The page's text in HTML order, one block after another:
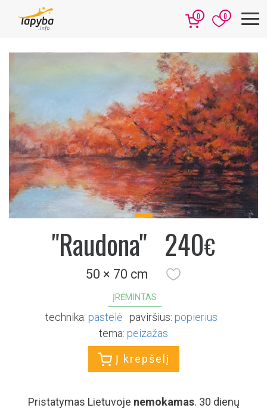
0 0
"Raudona" 240€
50 × 70 cm
ĮRĖMINTAS
technika: pastelė paviršius: popierius
tema: peizažas
Į krepšelį
Pristatymas Lietuvoje nemokamas. 30 dienų